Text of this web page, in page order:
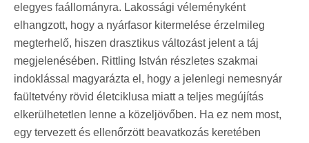
elegyes faállományra. Lakossági véleményként
elhangzott, hogy a nyárfasor kitermelése érzelmileg
megterhelő, hiszen drasztikus változást jelent a táj
megjelenésében. Rittling István részletes szakmai
indoklással magyarázta el, hogy a jelenlegi nemesnyár
faültetvény rövid életciklusa miatt a teljes megújítás
elkerülhetetlen lenne a közeljövőben. Ha ez nem most,
egy tervezett és ellenőrzött beavatkozás keretében